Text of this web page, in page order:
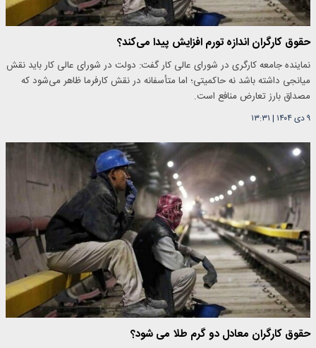
حقوق کارگران اندازه تورم افزایش پیدا می‌کند؟
نماینده جامعه کارگری در شورای عالی کار گفت: دولت در شورای عالی کار باید نقش
میانجی داشته باشد نه حاکمیتی؛ اما متأسفانه در نقش کارفرما ظاهر می‌شود که
مصداق بارز تعارض منافع است.
۹ دی ۱۴۰۴ | ۱۳:۳۱
حقوق کارگران معادل دو گرم طلا می شود؟